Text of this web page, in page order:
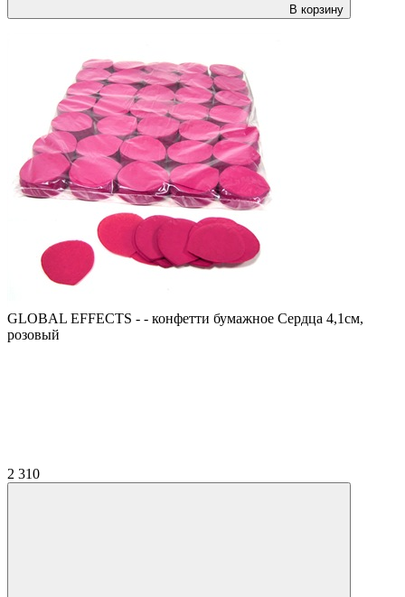
В корзину
GLOBAL EFFECTS - - конфетти бумажное Сердца 4,1см,
розовый
2 310